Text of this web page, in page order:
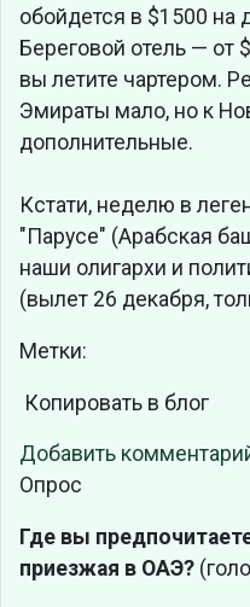
обойдется в $1500 на
Береговой отель — от
вы летите чартером.
Эмираты мало, но к
дополнительные.
Кстати, неделю в
"Парусе" (Арабская
наши олигархи и
(вылет 26 декабря,
Метки:
Копировать в блог
Добавить
Опрос
Где вы
приезжая в ОАЭ?